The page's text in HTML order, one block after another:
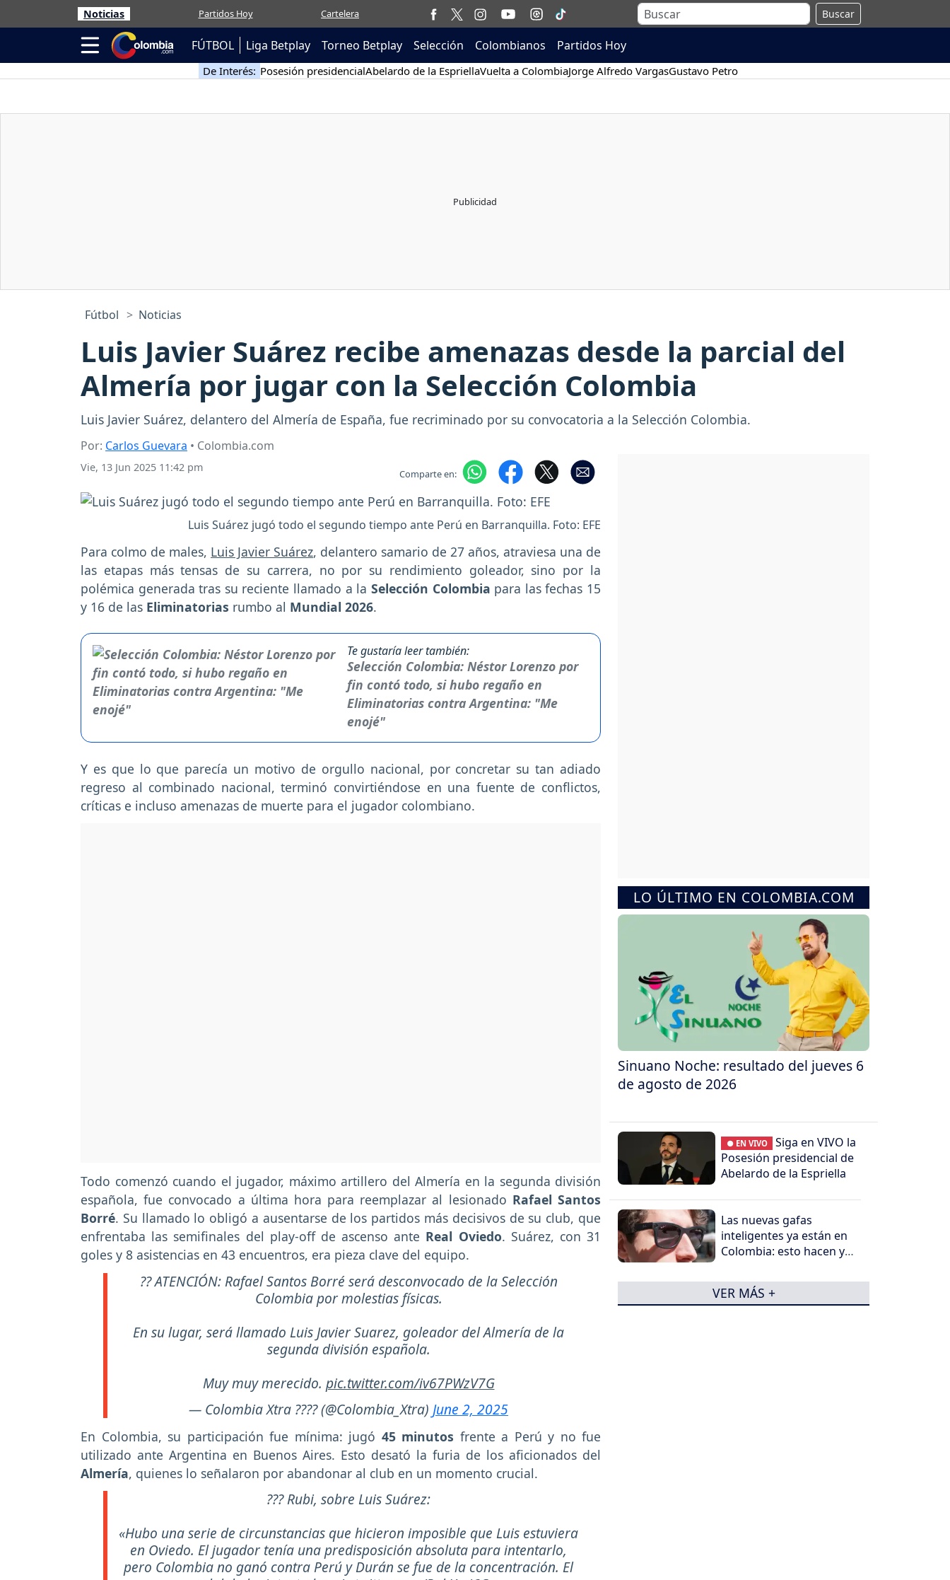
Noticias Partidos Hoy Cartelera Buscar
FÚTBOL Liga Betplay Torneo Betplay Selección Colombianos Partidos Hoy
De Interés: Posesión presidencialAbelardo de la EspriellaVuelta a ColombiaJorge Alfredo VargasGustavo Petro
Fútbol Noticias
Luis Javier Suárez recibe amenazas desde la parcial del
Almería por jugar con la Selección Colombia
Luis Javier Suárez, delantero del Almería de España, fue recriminado por su convocatoria a la Selección Colombia.
Por: Carlos Guevara • Colombia.com
Vie, 13 Jun 2025 11:42 pm Comparte en:
Luis Suárez jugó todo el segundo tiempo ante Perú en Barranquilla. Foto: EFE
Para colmo de males, Luis Javier Suárez, delantero samario de 27 años, atraviesa una de
las etapas más tensas de su carrera, no por su rendimiento goleador, sino por la
polémica generada tras su reciente llamado a la Selección Colombia para las fechas 15
y 16 de las Eliminatorias rumbo al Mundial 2026.
Te gustaría leer también:
Selección Colombia: Néstor Lorenzo por
fin contó todo, si hubo regaño en
Eliminatorias contra Argentina: "Me
enojé"
Y es que lo que parecía un motivo de orgullo nacional, por concretar su tan adiado
regreso al combinado nacional, terminó convirtiéndose en una fuente de conflictos,
críticas e incluso amenazas de muerte para el jugador colombiano.
Todo comenzó cuando el jugador, máximo artillero del Almería en la segunda división
española, fue convocado a última hora para reemplazar al lesionado Rafael Santos
Borré. Su llamado lo obligó a ausentarse de los partidos más decisivos de su club, que
enfrentaba las semifinales del play-off de ascenso ante Real Oviedo. Suárez, con 31
goles y 8 asistencias en 43 encuentros, era pieza clave del equipo.
?? ATENCIÓN: Rafael Santos Borré será desconvocado de la Selección
Colombia por molestias físicas.
En su lugar, será llamado Luis Javier Suarez, goleador del Almería de la
segunda división española.
Muy muy merecido. pic.twitter.com/iv67PWzV7G
— Colombia Xtra ???? (@Colombia_Xtra) June 2, 2025
En Colombia, su participación fue mínima: jugó 45 minutos frente a Perú y no fue
utilizado ante Argentina en Buenos Aires. Esto desató la furia de los aficionados del
Almería, quienes lo señalaron por abandonar al club en un momento crucial.
??? Rubi, sobre Luis Suárez:
«Hubo una serie de circunstancias que hicieron imposible que Luis estuviera
en Oviedo. El jugador tenía una predisposición absoluta para intentarlo,
pero Colombia no ganó contra Perú y Durán se fue de la concentración. El
LO ÚLTIMO EN COLOMBIA.COM
Sinuano Noche: resultado del jueves 6
de agosto de 2026
● EN VIVO
Siga en VIVO la
Posesión presidencial de
Abelardo de la Espriella
Las nuevas gafas
inteligentes ya están en
Colombia: esto hacen y
preocupación
VER MÁS +